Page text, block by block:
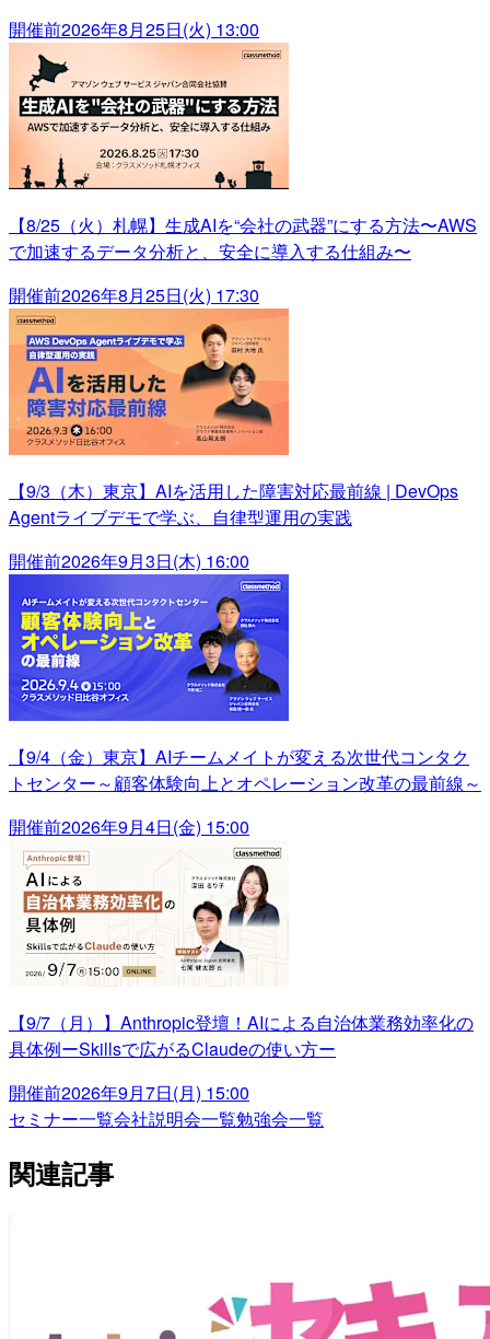
開催前2026年8月25日(火) 13:00
【8/25（火）札幌】生成AIを“会社の武器”にする方法〜AWS
で加速するデータ分析と、安全に導入する仕組み〜
開催前2026年8月25日(火) 17:30
【9/3（木）東京】AIを活用した障害対応最前線 | DevOps
Agentライブデモで学ぶ、自律型運用の実践
開催前2026年9月3日(木) 16:00
【9/4（金）東京】AIチームメイトが変える次世代コンタク
トセンター～顧客体験向上とオペレーション改革の最前線～
開催前2026年9月4日(金) 15:00
【9/7（月）】Anthropic登壇！AIによる自治体業務効率化の
具体例ーSkillsで広がるClaudeの使い方ー
開催前2026年9月7日(月) 15:00
セミナー一覧会社説明会一覧勉強会一覧
関連記事